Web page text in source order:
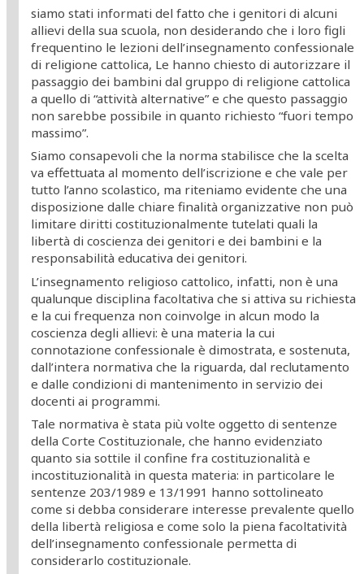
siamo stati informati del fatto che i genitori di alcuni
allievi della sua scuola, non desiderando che i loro figli
frequentino le lezioni dell’insegnamento confessionale
di religione cattolica, Le hanno chiesto di autorizzare il
passaggio dei bambini dal gruppo di religione cattolica
a quello di “attività alternative” e che questo passaggio
non sarebbe possibile in quanto richiesto “fuori tempo
massimo”.
Siamo consapevoli che la norma stabilisce che la scelta
va effettuata al momento dell’iscrizione e che vale per
tutto l’anno scolastico, ma riteniamo evidente che una
disposizione dalle chiare finalità organizzative non può
limitare diritti costituzionalmente tutelati quali la
libertà di coscienza dei genitori e dei bambini e la
responsabilità educativa dei genitori.
L’insegnamento religioso cattolico, infatti, non è una
qualunque disciplina facoltativa che si attiva su richiesta
e la cui frequenza non coinvolge in alcun modo la
coscienza degli allievi: è una materia la cui
connotazione confessionale è dimostrata, e sostenuta,
dall’intera normativa che la riguarda, dal reclutamento
e dalle condizioni di mantenimento in servizio dei
docenti ai programmi.
Tale normativa è stata più volte oggetto di sentenze
della Corte Costituzionale, che hanno evidenziato
quanto sia sottile il confine fra costituzionalità e
incostituzionalità in questa materia: in particolare le
sentenze 203/1989 e 13/1991 hanno sottolineato
come si debba considerare interesse prevalente quello
della libertà religiosa e come solo la piena facoltatività
dell’insegnamento confessionale permetta di
considerarlo costituzionale.